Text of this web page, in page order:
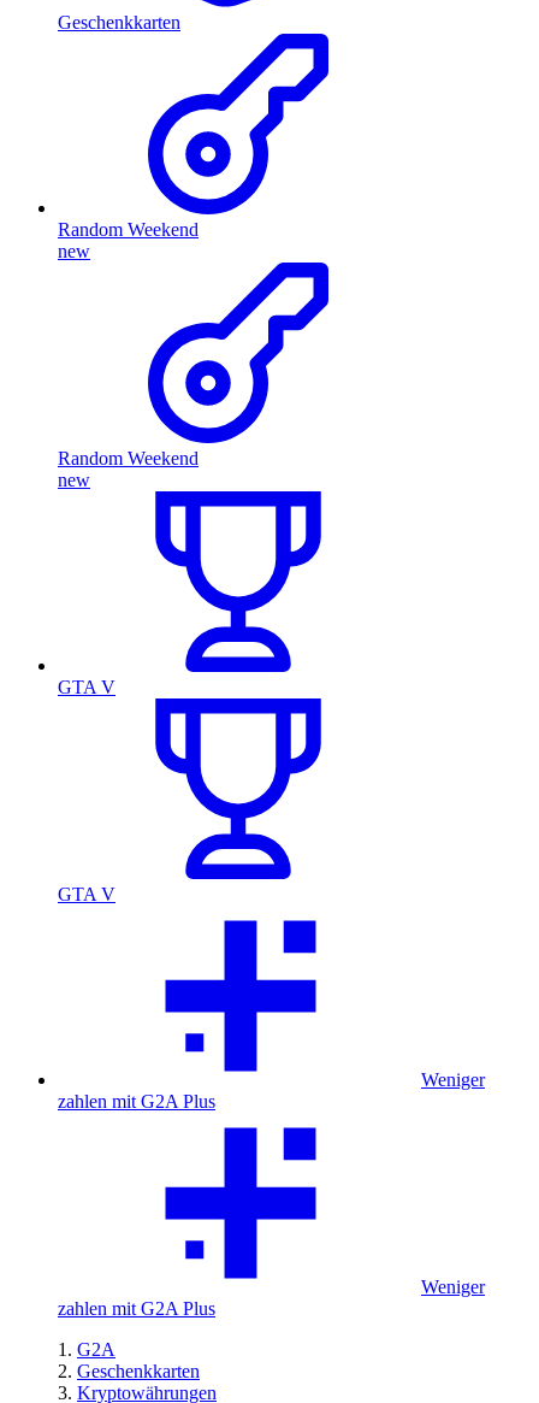
Geschenkkarten
Random Weekend
new
Random Weekend
new
GTA V
GTA V
Weniger
zahlen mit G2A Plus
Weniger
zahlen mit G2A Plus
G2A
Geschenkkarten
Kryptowährungen